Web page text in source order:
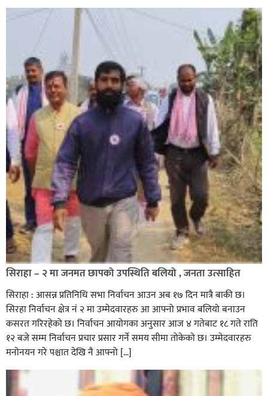
सिराहाको औरहीमा जेन-जी भेला सम्पन्न
सिराहा – २ मा जनमत छापको उपस्थिति बलियो , जनता उत्साहित
सिराहा : आसन्न प्रतिनिधि सभा निर्वाचन आउन अब १७ दिन मात्रै बाकी छ।
सिरहा निर्वाचन क्षेत्र नं २ मा उम्मेदवारहरु आ आफ्नो प्रभाव बलियो बनाउन
कसरत गरिरहेको छ। निर्वाचन आयोगका अनुसार आज ४ गतेबाट १८ गते राति
१२ बजे सम्म निर्वाचन प्रचार प्रसार गर्ने समय सीमा तोकेको छ। उम्मेदवारहरु
मनोनयन गरे पश्चात देखि नै आफ्नो […]